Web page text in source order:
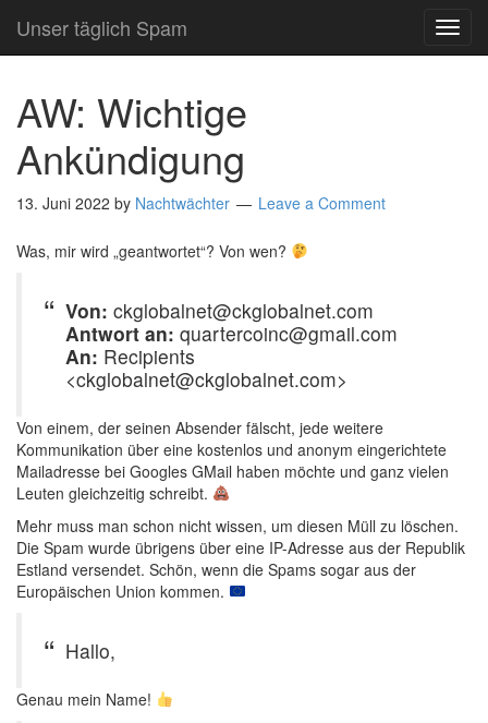
Unser täglich Spam
AW: Wichtige
Ankündigung
13. Juni 2022 by Nachtwächter Leave a Comment
Was, mir wird „geantwortet“? Von wen?
Von: ckglobalnet@ckglobalnet.com
Antwort an: quartercoinc@gmail.com
An: Recipients
<ckglobalnet@ckglobalnet.com>
Von einem, der seinen Absender fälscht, jede weitere
Kommunikation über eine kostenlos und anonym eingerichtete
Mailadresse bei Googles GMail haben möchte und ganz vielen
Leuten gleichzeitig schreibt.
Mehr muss man schon nicht wissen, um diesen Müll zu löschen.
Die Spam wurde übrigens über eine IP-Adresse aus der Republik
Estland versendet. Schön, wenn die Spams sogar aus der
Europäischen Union kommen.
Hallo,
Genau mein Name!